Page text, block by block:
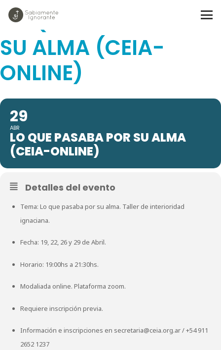
LO QUE PASABA POR
SU ALMA (CEIA-
ONLINE)
29
ABR
LO QUE PASABA POR SU ALMA
(CEIA-ONLINE)
Detalles del evento
Tema: Lo que pasaba por su alma. Taller de interioridad
ignaciana.
Fecha: 19, 22, 26 y 29 de Abril.
Horario: 19:00hs a 21:30hs.
Modaliada online. Plataforma zoom.
Requiere inscripción previa.
Información e inscripciones en secretaria@ceia.org.ar/+54 911
2652 1237